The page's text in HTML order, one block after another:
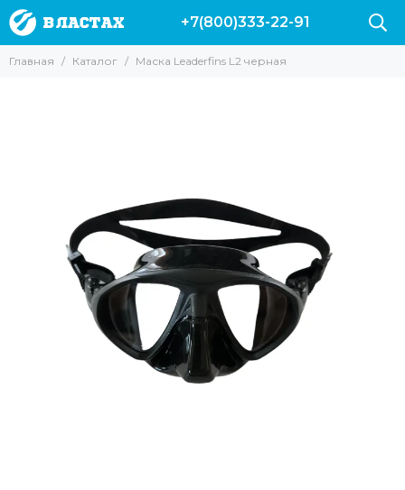
+7(800)333-22-91
Главная Каталог Маска Leaderfins L2 черная